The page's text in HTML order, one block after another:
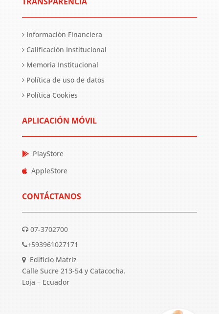
Información Financiera
Calificación Institucional
Memoria Institucional
Política de uso de datos
Política Cookies
APLICACIÓN MÓVIL
PlayStore
AppleStore
CONTÁCTANOS
07-3702700
+593961027171
Edificio Matriz
Calle Sucre 213-54 y Catacocha.
Loja – Ecuador